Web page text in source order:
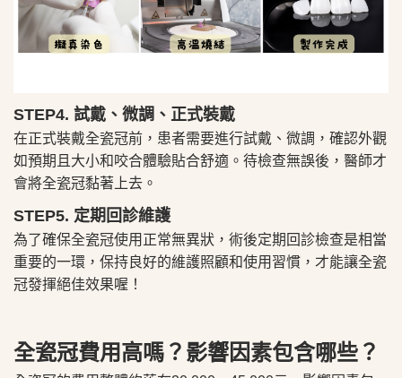
STEP4. 試戴、微調、正式裝戴
在正式裝戴全瓷冠前，患者需要進行試戴、微調，確認外觀
如預期且大小和咬合體驗貼合舒適。待檢查無誤後，醫師才
會將全瓷冠黏著上去。
STEP5. 定期回診維護
為了確保全瓷冠使用正常無異狀，術後定期回診檢查是相當
重要的一環，保持良好的維護照顧和使用習慣，才能讓全瓷
冠發揮絕佳效果喔！
全瓷冠費用高嗎？影響因素包含哪些？